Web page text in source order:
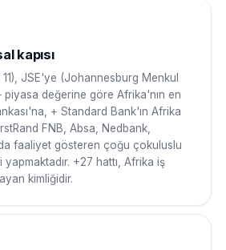
kapısı
JSE'ye (Johannesburg Menkul
piyasa değerine göre Afrika'nın en
+ Standard Bank'ın Afrika
FNB, Absa, Nedbank,
faaliyet gösteren çoğu çokuluslu
+27 hattı, Afrika iş
kimliğidir.